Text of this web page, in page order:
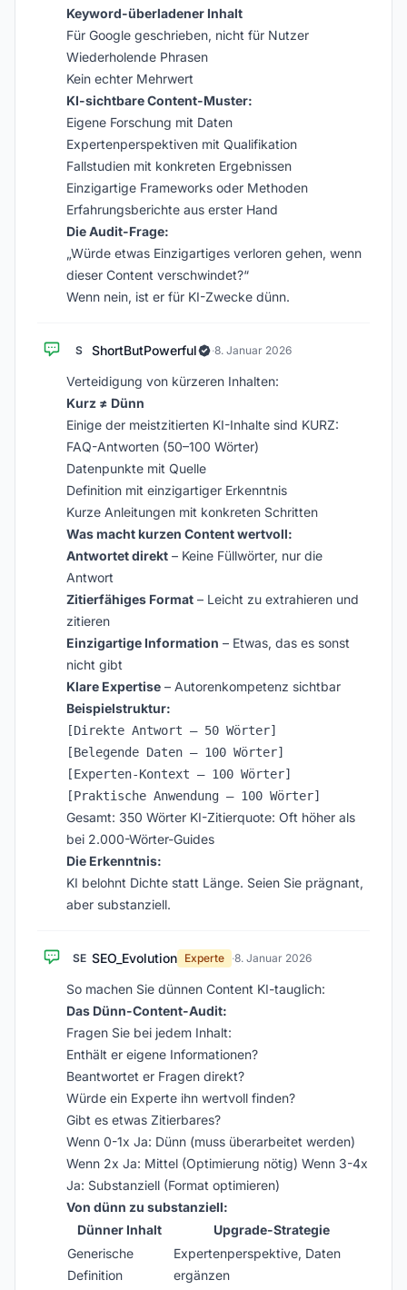
Keyword-überladener Inhalt
Für Google geschrieben, nicht für Nutzer
Wiederholende Phrasen
Kein echter Mehrwert
KI-sichtbare Content-Muster:
Eigene Forschung mit Daten
Expertenperspektiven mit Qualifikation
Fallstudien mit konkreten Ergebnissen
Einzigartige Frameworks oder Methoden
Erfahrungsberichte aus erster Hand
Die Audit-Frage:
„Würde etwas Einzigartiges verloren gehen, wenn
dieser Content verschwindet?“
Wenn nein, ist er für KI-Zwecke dünn.
S ShortButPowerful ·8. Januar 2026
Verteidigung von kürzeren Inhalten:
Kurz ≠ Dünn
Einige der meistzitierten KI-Inhalte sind KURZ:
FAQ-Antworten (50–100 Wörter)
Datenpunkte mit Quelle
Definition mit einzigartiger Erkenntnis
Kurze Anleitungen mit konkreten Schritten
Was macht kurzen Content wertvoll:
Antwortet direkt – Keine Füllwörter, nur die
Antwort
Zitierfähiges Format – Leicht zu extrahieren und
zitieren
Einzigartige Information – Etwas, das es sonst
nicht gibt
Klare Expertise – Autorenkompetenz sichtbar
Beispielstruktur:
[Direkte Antwort – 50 Wörter]
[Belegende Daten – 100 Wörter]
[Experten-Kontext – 100 Wörter]
Gesamt: 350 Wörter KI-Zitierquote: Oft höher als
bei 2.000-Wörter-Guides
Die Erkenntnis:
KI belohnt Dichte statt Länge. Seien Sie prägnant,
aber substanziell.
SE SEO_Evolution Experte ·8. Januar 2026
So machen Sie dünnen Content KI-tauglich:
Das Dünn-Content-Audit:
Fragen Sie bei jedem Inhalt:
Enthält er eigene Informationen?
Beantwortet er Fragen direkt?
Würde ein Experte ihn wertvoll finden?
Gibt es etwas Zitierbares?
Wenn 0-1x Ja: Dünn (muss überarbeitet werden)
Wenn 2x Ja: Mittel (Optimierung nötig) Wenn 3-4x
Ja: Substanziell (Format optimieren)
Von dünn zu substanziell:
Dünner Inhalt
Upgrade-Strategie
Generische
Definition
Expertenperspektive, Daten
ergänzen